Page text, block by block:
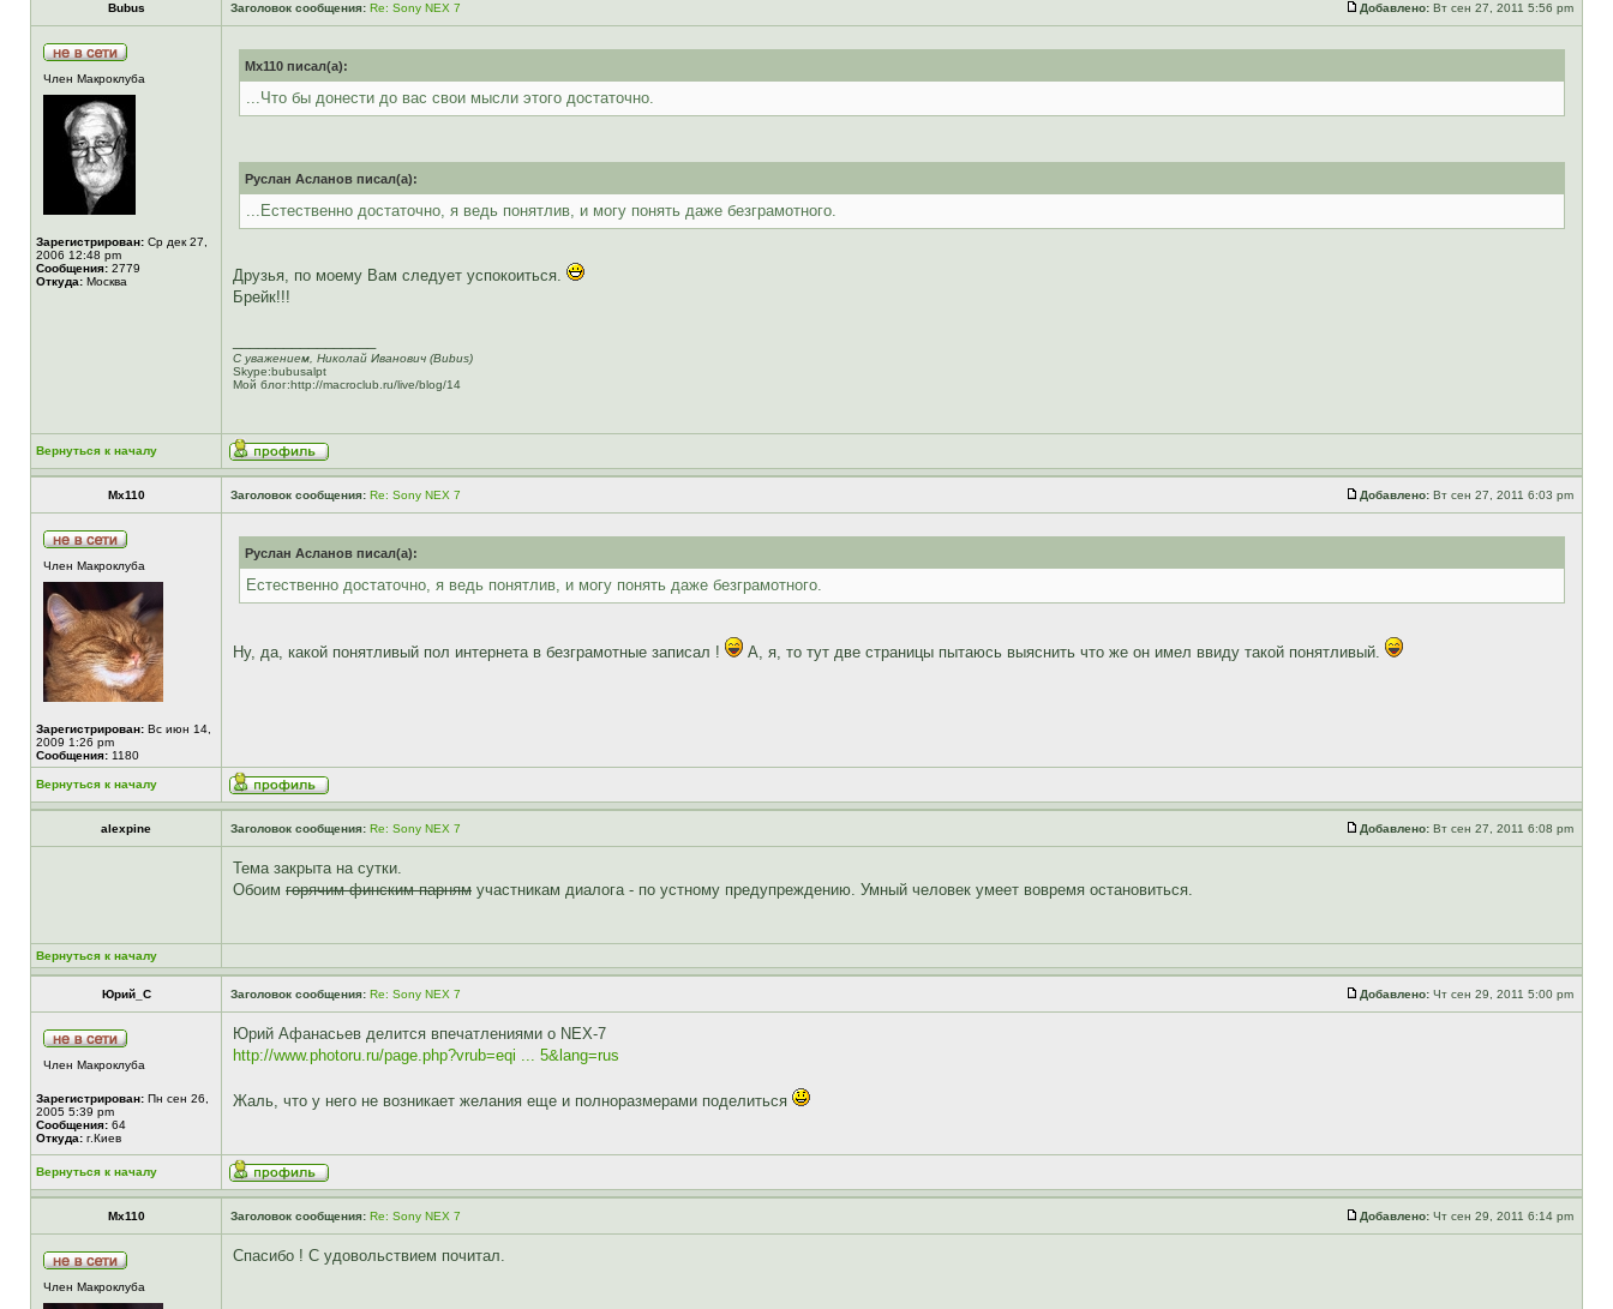
Bubus Заголовок сообщения: Re: Sony NEX 7 Добавлено: Вт сен 27, 2011 5:56 pm
Член Макроклуба
Зарегистрирован: Ср дек 27,
2006 12:48 pm
Сообщения: 2779
Откуда: Москва
Mx110 писал(а):
...Что бы донести до вас свои мысли этого достаточно.
Руслан Асланов писал(а):
...Естественно достаточно, я ведь понятлив, и могу понять даже безграмотного.
Друзья, по моему Вам следует успокоиться.
Брейк!!!
С уважением, Николай Иванович (Bubus)
Skype:bubusalpt
Мой блог:http://macroclub.ru/live/blog/14
Вернуться к началу
Mx110 Заголовок сообщения: Re: Sony NEX 7 Добавлено: Вт сен 27, 2011 6:03 pm
Член Макроклуба
Зарегистрирован: Вс июн 14,
2009 1:26 pm
Сообщения: 1180
Руслан Асланов писал(а):
Естественно достаточно, я ведь понятлив, и могу понять даже безграмотного.
Ну, да, какой понятливый пол интернета в безграмотные записал ! А, я, то тут две страницы пытаюсь выяснить что же он имел ввиду такой понятливый.
Вернуться к началу
alexpine Заголовок сообщения: Re: Sony NEX 7 Добавлено: Вт сен 27, 2011 6:08 pm
Тема закрыта на сутки.
Обоим горячим финским парням участникам диалога - по устному предупреждению. Умный человек умеет вовремя остановиться.
Вернуться к началу
Юрий_С Заголовок сообщения: Re: Sony NEX 7 Добавлено: Чт сен 29, 2011 5:00 pm
Член Макроклуба
Зарегистрирован: Пн сен 26,
2005 5:39 pm
Сообщения: 64
Откуда: г.Киев
Юрий Афанасьев делится впечатлениями о NEX-7
http://www.photoru.ru/page.php?vrub=eqi ... 5&lang=rus
Жаль, что у него не возникает желания еще и полноразмерами поделиться
Вернуться к началу
Mx110 Заголовок сообщения: Re: Sony NEX 7 Добавлено: Чт сен 29, 2011 6:14 pm
Член Макроклуба
Спасибо ! С удовольствием почитал.